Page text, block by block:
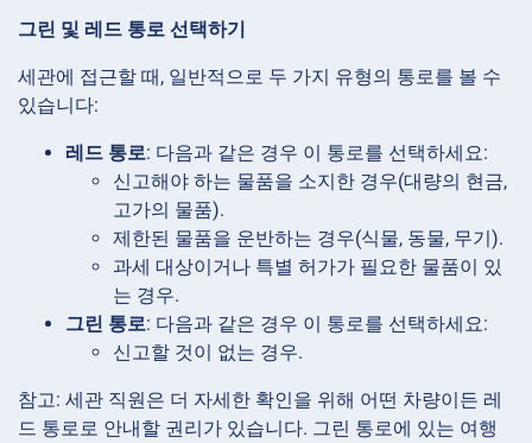
그린 및 레드 통로 선택하기
세관에 접근할 때, 일반적으로 두 가지 유형의 통로를 볼 수
있습니다:
레드 통로: 다음과 같은 경우 이 통로를 선택하세요:
신고해야 하는 물품을 소지한 경우(대량의 현금,
고가의 물품).
제한된 물품을 운반하는 경우(식물, 동물, 무기).
과세 대상이거나 특별 허가가 필요한 물품이 있
는 경우.
그린 통로: 다음과 같은 경우 이 통로를 선택하세요:
신고할 것이 없는 경우.
참고: 세관 직원은 더 자세한 확인을 위해 어떤 차량이든 레
드 통로로 안내할 권리가 있습니다. 그린 통로에 있는 여행